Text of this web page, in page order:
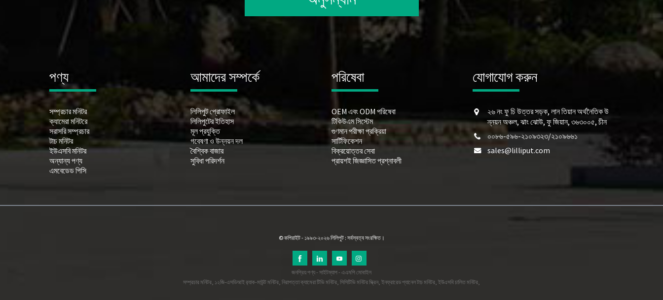
পণ্য
সম্প্রচার মনিটর
ক্যামেরা মনিটরে
সরাসরি সম্প্রচার
টাচ মনিটর
ইউএসবি মনিটর
অন্যান্য পণ্য
এমবেডেড পিসি
আমাদের সম্পর্কে
লিলিপুট প্রোফাইল
লিলিপুটের ইতিহাস
মূল প্রযুক্তি
গবেষণা ও উন্নয়ন দল
বৈশ্বিক বাজার
সুবিধা পরিদর্শন
পরিষেবা
OEM এবং ODM পরিষেবা
টিকিউএম সিস্টেম
গুণমান পরীক্ষা প্রক্রিয়া
সার্টিফিকেশন
বিক্রয়োত্তর সেবা
প্রায়শই জিজ্ঞাসিত প্রশ্নাবলী
যোগাযোগ করুন
২৬ নং ফু চি উত্তর সড়ক, লান তিয়ান অর্থনৈতিক উ
ন্নয়ন অঞ্চল, ঝাং ঝোউ, ফু জিয়ান, ৩৬৩০০৫, চীন
০০৮৬-৫৯৬-২১০৯৩২৩/২১০৯৬৬১
sales@lilliput.com
© কপিরাইট - ১৯৯৩-২০২৬ লিলিপুট : সর্বস্বত্ব সংরক্ষিত।
জনপ্রিয় পণ্য- সাইটম্যাপ- এএমপি মোবাইল
সম্প্রচার মনিটর ১২জি-এসডিআই র‍্যাক-মাউন্ট মনিটর নিরাপত্তা ক্যামেরা টিভি মনিটর সিসিটিভি মনিটর স্ক্রিন ইনফ্রারেড প্যানেল টাচ মনিটর ইউএসবি চালিত মনিটর